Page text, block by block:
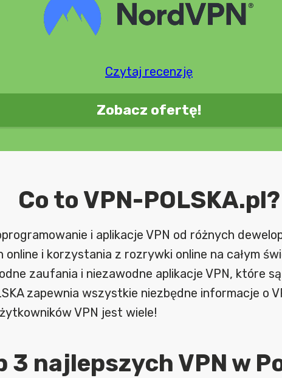
Czytaj recenzję
Zobacz ofertę!
Co to VPN-POLSKA.pl?
i aplikacje VPN od różnych
i korzystania z rozrywki online na całym
zaufania i niezawodne aplikacje VPN, które
zapewnia wszystkie niezbędne informacje o
VPN jest wiele!
3 najlepszych VPN w